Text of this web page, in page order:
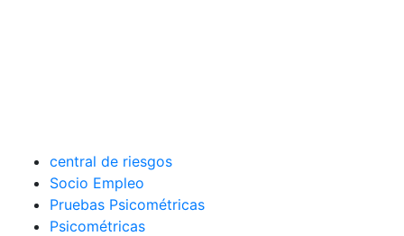
central de riesgos
Socio Empleo
Pruebas Psicométricas
Psicométricas